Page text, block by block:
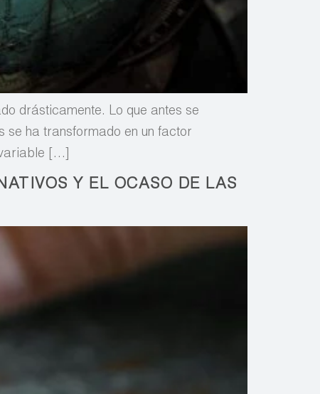
drásticamente. Lo que antes se
ha transformado en un factor
[…]
Y EL OCASO DE LAS